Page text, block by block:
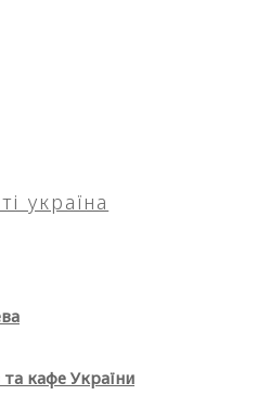
україна
кафе України